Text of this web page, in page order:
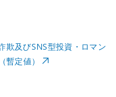
欺及びSNS型投資・ロマン
定値）